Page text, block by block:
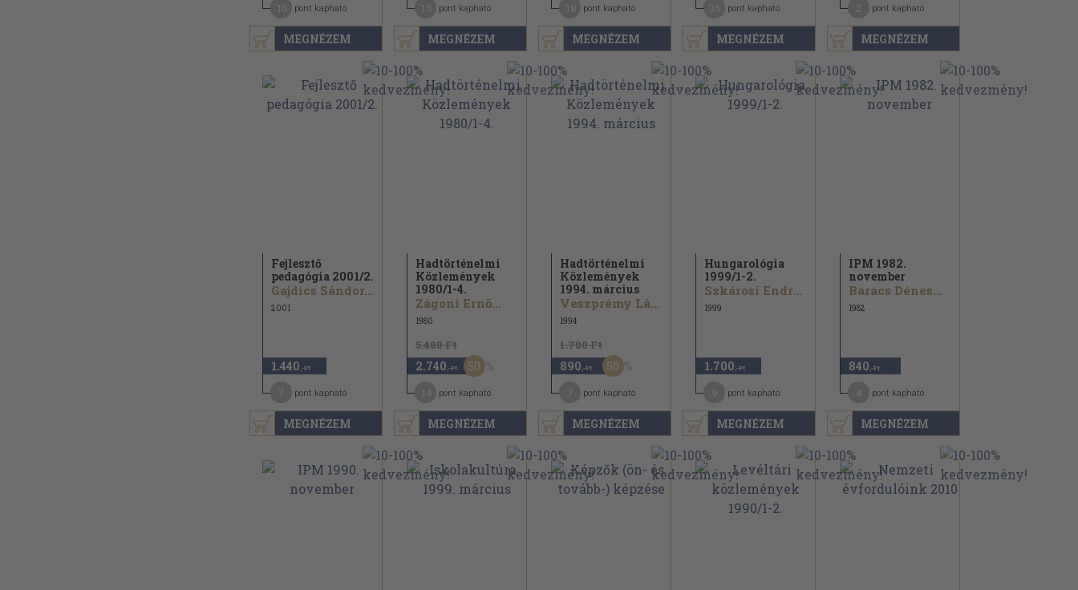
MEGNÉZEM
pont kapható
MEGNÉZEM
pont kapható
MEGNÉZEM
pont kapható
MEGNÉZEM
pont kapható
MEGNÉZEM
pont kapható
MEGNÉZEM
Fejlesztő
pedagógia 2001/2.
Gajdics Sándor...
2001
1.440 ,-Ft
pont kapható
MEGNÉZEM
Hadtörténelmi
Közlemények
1980/1-4.
Zágoni Ernő...
1980
5.480 Ft
2.740 ,-Ft 50
pont kapható
MEGNÉZEM
Hadtörténelmi
Közlemények
1994. március
Veszprémy László...
1994
1.780 Ft
890 ,-Ft 50
pont kapható
MEGNÉZEM
Hungarológia
1999/1-2.
Szkárosi Endre...
1999
1.700 ,-Ft
pont kapható
MEGNÉZEM
IPM 1982.
november
Baracs Dénes...
1982
840 ,-Ft
pont kapható